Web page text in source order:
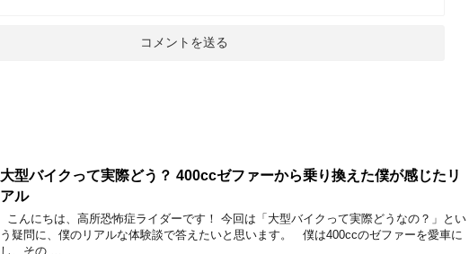
大型バイクって実際どう？ 400ccゼファーから乗り換えた僕が感じたリ
アル
こんにちは、高所恐怖症ライダーです！ 今回は「大型バイクって実際どうなの？」とい
う疑問に、僕のリアルな体験談で答えたいと思います。 僕は400ccのゼファーを愛車に
し、その …